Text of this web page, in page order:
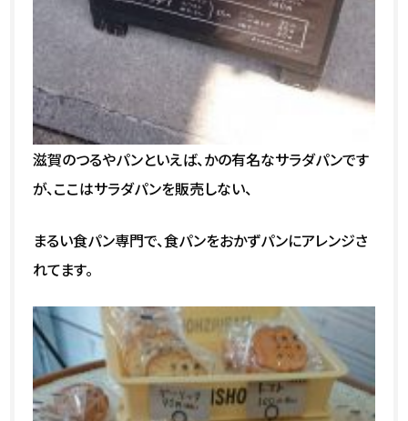
滋賀のつるやパンといえば、かの有名なサラダパンです
が、ここはサラダパンを販売しない、
まるい食パン専門で、食パンをおかずパンにアレンジさ
れてます。